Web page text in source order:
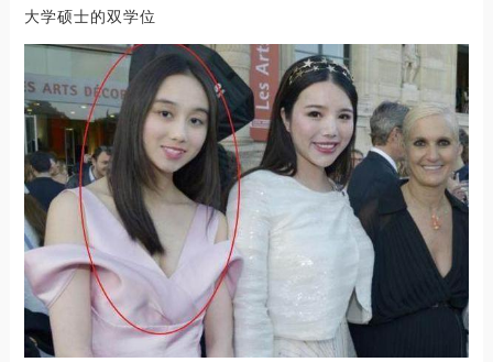
大学硕士的双学位